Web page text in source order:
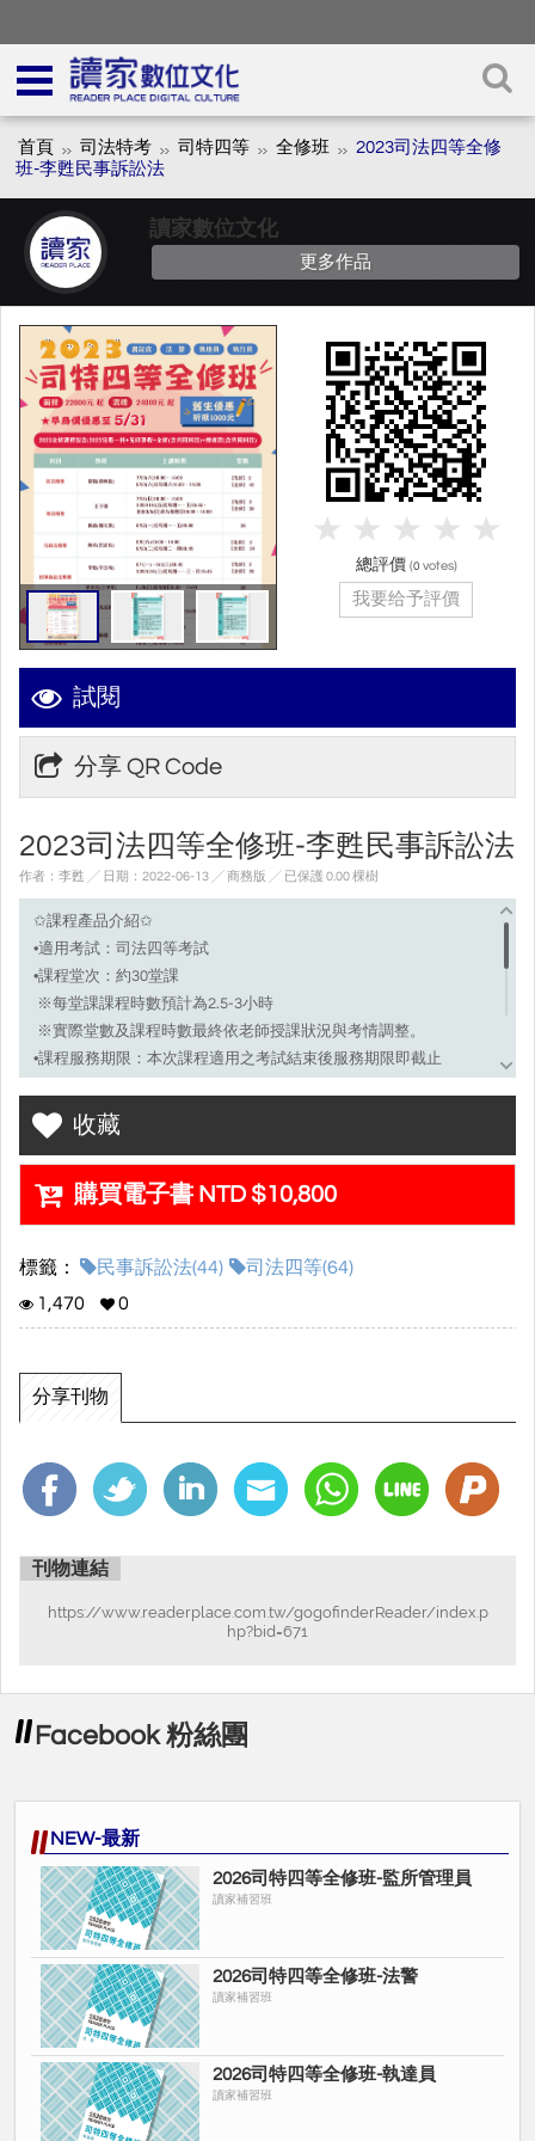
首頁 司法特考 司特四等 全修班
2023司法四等全修
班-李甦民事訴訟法
讀家數位文化
更多作品
試閱
分享 QR Code
2023司法四等全修班-李甦民事訴訟法
作者：李甦 ╱ 日期：2022-06-13 ╱ 商務版 ╱ 已保護 0.00 棵樹
✩課程產品介紹✩
•適用考試：司法四等考試
•課程堂次：約30堂課
※每堂課課程時數預計為2.5-3小時
※實際堂數及課程時數最終依老師授課狀況與考情調整。
•課程服務期限：本次課程適用之考試結束後服務期限即截止
•課程內容特色：
▸超優師資陣容，兩大科雙師資
▸先修課程，初步了解各科內容
▸打穩基礎，完整你對於各科的架構理念!!!
▸老師們親自撰寫精美講義
點...)
▸2023課程包含：2022任選一科+先修課程+全修(含共同科目)+總複
習(含共同科目)
收藏
購買電子書 NTD $10,800
標籤： 民事訴訟法(44)
司法四等(64)
1,470
0
分享刊物
刊物連結
https://www.readerplace.com.tw/gogofinderReader/index.p
hp?bid=671
Facebook 粉絲團
總評價 (0 votes)
我要给予評價
NEW-最新
2026司特四等全修班-監所管理員
讀家補習班
2026司特四等全修班-法警
讀家補習班
2026司特四等全修班-執達員
讀家補習班